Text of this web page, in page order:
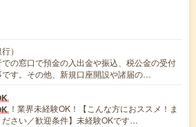
）
の窓口で預金の入出金や振込、税公金の受付
す。その他、新規口座開設や諸届の…
！業界未経験OK！【こんな方におススメ！ま
さい／歓迎条件】未経験OKです…